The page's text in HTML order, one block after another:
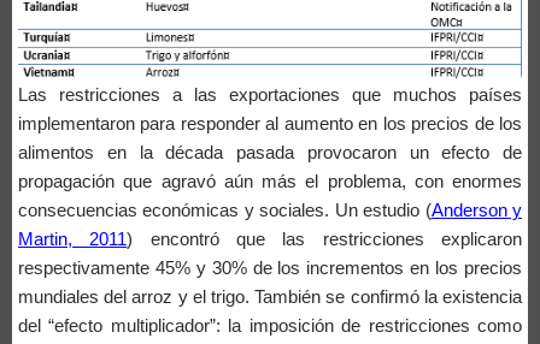
Las restricciones a las exportaciones que muchos países
implementaron para responder al aumento en los precios de los
alimentos en la década pasada provocaron un efecto de
propagación que agravó aún más el problema, con enormes
consecuencias económicas y sociales. Un estudio (Anderson y
Martin, 2011) encontró que las restricciones explicaron
respectivamente 45% y 30% de los incrementos en los precios
mundiales del arroz y el trigo. También se confirmó la existencia
del “efecto multiplicador”: la imposición de restricciones como